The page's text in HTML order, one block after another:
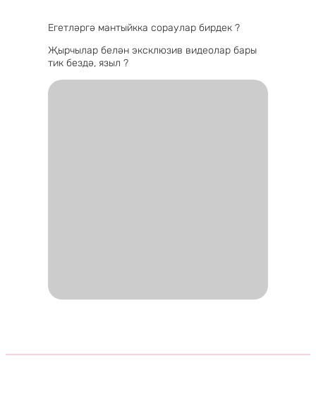
Егетләргә мантыйкка сораулар бирдек ?
Җырчылар белән эксклюзив видеолар бары
тик бездә, языл ?